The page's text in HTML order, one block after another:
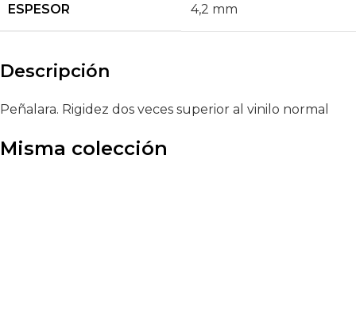
ESPESOR 4,2 mm
Descripción
Peñalara. Rigidez dos veces superior al vinilo normal
Misma colección